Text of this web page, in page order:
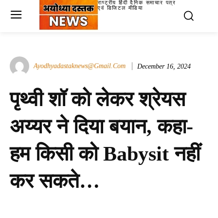
राष्ट्रीय हिंदी दैनिक समाचार पत्र
एवं डिजिटल मीडिया
Ayodhyadastaknews@gmail.com December 16, 2024
पृथ्वी शॉ को लेकर श्रेयस
अय्यर ने दिया बयान, कहा-
हम किसी को Babysit नहीं
कर सकते…